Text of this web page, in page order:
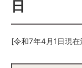
日
[令和7年4月1日現在